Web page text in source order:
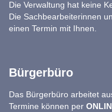
Die Verwaltung hat keine
Die Sachbearbeiterinnen
einen Termin mit Ihnen.
Bürgerbüro
Das Bürgerbüro arbeitet
Termine können per